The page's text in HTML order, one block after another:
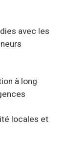
avec les
à long
locales et